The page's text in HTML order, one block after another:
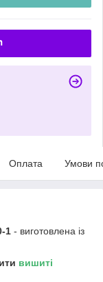
Оплата Умови
1 - виготовлена із
вишиті